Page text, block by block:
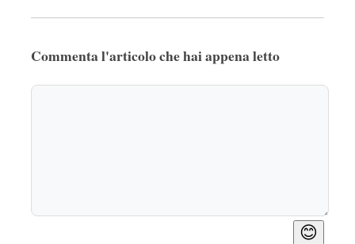
Commenta l'articolo che hai appena letto
😊